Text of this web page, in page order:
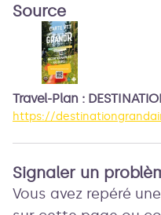
Source
Travel-Plan :
https://
Signaler un
Vous avez repéré